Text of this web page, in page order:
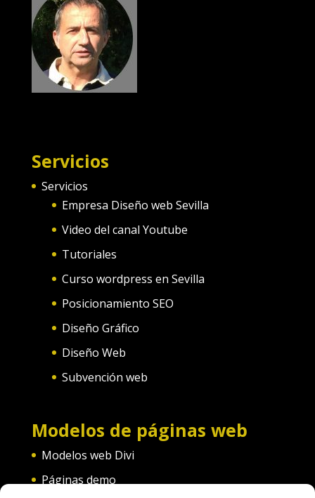
Servicios
Servicios
Empresa Diseño web Sevilla
Video del canal Youtube
Tutoriales
Curso wordpress en Sevilla
Posicionamiento SEO
Diseño Gráfico
Diseño Web
Subvención web
Modelos de páginas web
Modelos web Divi
Páginas demo